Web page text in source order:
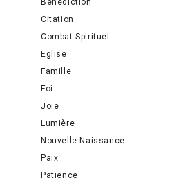
Bénédiction
Citation
Combat Spirituel
Eglise
Famille
Foi
Joie
Lumière
Nouvelle Naissance
Paix
Patience